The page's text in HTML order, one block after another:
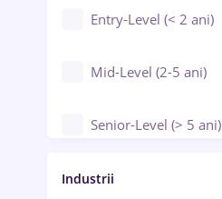
Entry-Level (< 2 ani)
Mid-Level (2-5 ani)
Senior-Level (> 5 ani)
Manager / Executiv
Industrii